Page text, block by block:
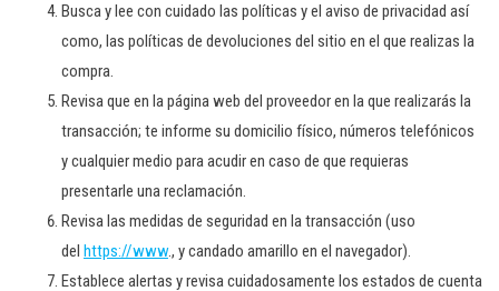
Busca y lee con cuidado las políticas y el aviso de privacidad así
como, las políticas de devoluciones del sitio en el que realizas la
compra.
Revisa que en la página web del proveedor en la que realizarás la
transacción; te informe su domicilio físico, números telefónicos
y cualquier medio para acudir en caso de que requieras
presentarle una reclamación.
Revisa las medidas de seguridad en la transacción (uso
del https://www., y candado amarillo en el navegador).
Establece alertas y revisa cuidadosamente los estados de cuenta